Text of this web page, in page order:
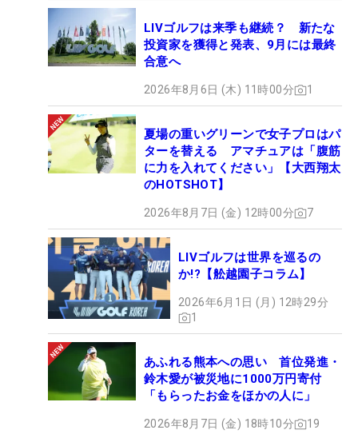
LIVゴルフは来季も継続？ 新たな
投資家を獲得と発表、9月には最終
合意へ
2026年8月6日 (木) 11時00分 1
夏場の重いグリーンで女子プロはパ
ターを替える アマチュアは「腹筋
に力を入れてください」【大西翔太
のHOTSHOT】
2026年8月7日 (金) 12時00分 7
LIVゴルフは世界を巡るの
か!?【舩越園子コラム】
2026年6月1日 (月) 12時29分
1
あふれる熊本への思い 首位発進・
鈴木愛が被災地に1000万円寄付
「もらったお金をほかの人に」
2026年8月7日 (金) 18時10分 19